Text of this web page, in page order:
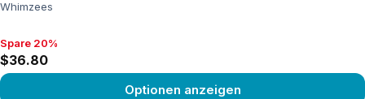
Whimzees
Spare 20%, $36.80
Spare 20%
$36.80
Optionen anzeigen